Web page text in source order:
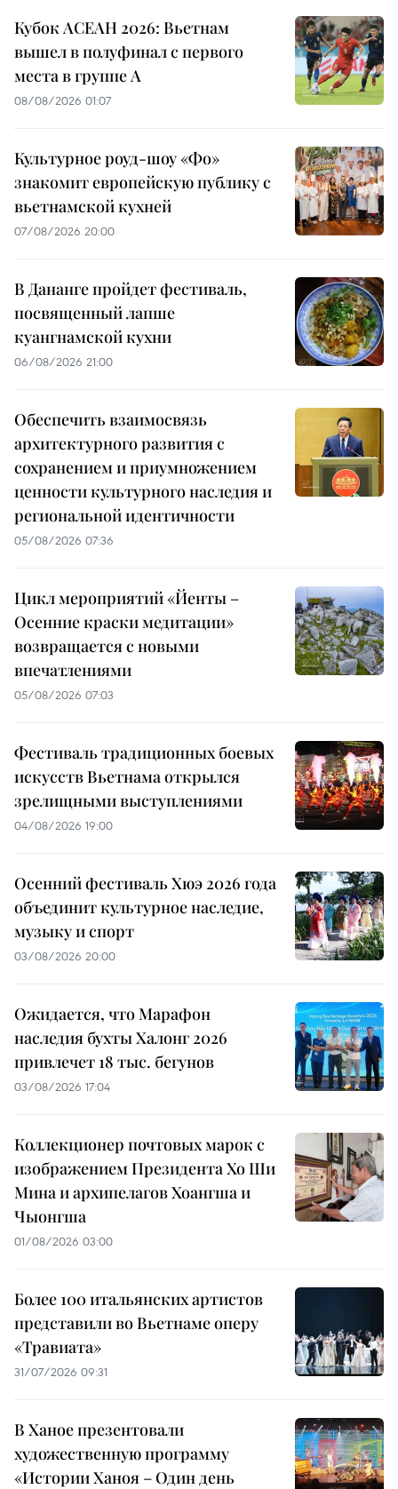
Кубок АСЕАН 2026: Вьетнам
вышел в полуфинал с первого
места в группе A
08/08/2026 01:07
Культурное роуд-шоу «Фо»
знакомит европейскую публику с
вьетнамской кухней
07/08/2026 20:00
В Дананге пройдет фестиваль,
посвященный лапше
куангнамской кухни
06/08/2026 21:00
Обеспечить взаимосвязь
архитектурного развития с
сохранением и приумножением
ценности культурного наследия и
региональной идентичности
05/08/2026 07:36
Цикл мероприятий «Йенты –
Осенние краски медитации»
возвращается с новыми
впечатлениями
05/08/2026 07:03
Фестиваль традиционных боевых
искусств Вьетнама открылся
зрелищными выступлениями
04/08/2026 19:00
Осенний фестиваль Хюэ 2026 года
объединит культурное наследие,
музыку и спорт
03/08/2026 20:00
Ожидается, что Марафон
наследия бухты Халонг 2026
привлечет 18 тыс. бегунов
03/08/2026 17:04
Коллекционер почтовых марок с
изображением Президента Хо Ши
Мина и архипелагов Хоангша и
Чыонгша
01/08/2026 03:00
Более 100 итальянских артистов
представили во Вьетнаме оперу
«Травиата»
31/07/2026 09:31
В Ханое презентовали
художественную программу
«Истории Ханоя – Один день